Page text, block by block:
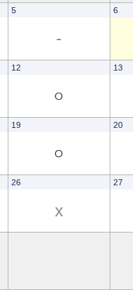
5
-
6
12
○
13
19
○
20
26
x
27